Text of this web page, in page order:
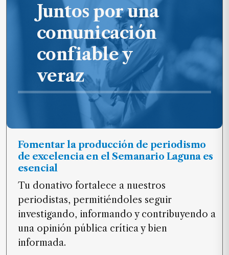
Juntos por una
comunicación
confiable y
veraz
Fomentar la producción de periodismo
de excelencia en el Semanario Laguna es
esencial
Tu donativo fortalece a nuestros
periodistas, permitiéndoles seguir
investigando, informando y contribuyendo a
una opinión pública crítica y bien
informada.